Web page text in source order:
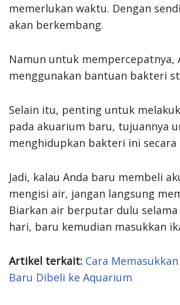
memerlukan waktu. Dengan
akan berkembang.
Namun untuk mempercepatnya,
menggunakan bantuan bakteri
Selain itu, penting untuk
pada akuarium baru, tujuannya
menghidupkan bakteri ini secara
Jadi, kalau Anda baru membeli
mengisi air, jangan langsung
Biarkan air berputar dulu
hari, baru kemudian masukkan
Artikel terkait: Cara
Baru Dibeli ke Aquarium